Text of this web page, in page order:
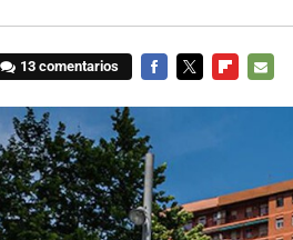
13 comentarios